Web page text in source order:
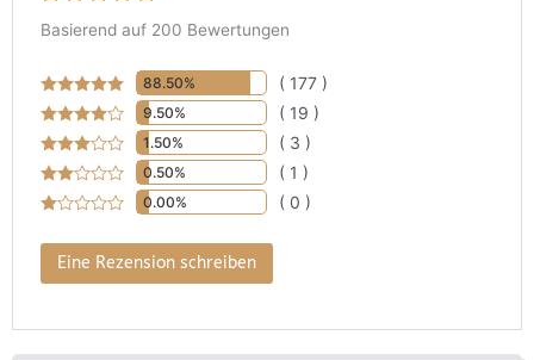
Bewertet mit 5
von 5,
5
Kundenbewertungen
Basierend auf 200 Bewertungen
88.50% ( 177 )
9.50% ( 19 )
1.50% ( 3 )
0.50% ( 1 )
0.00% ( 0 )
Eine Rezension schreiben